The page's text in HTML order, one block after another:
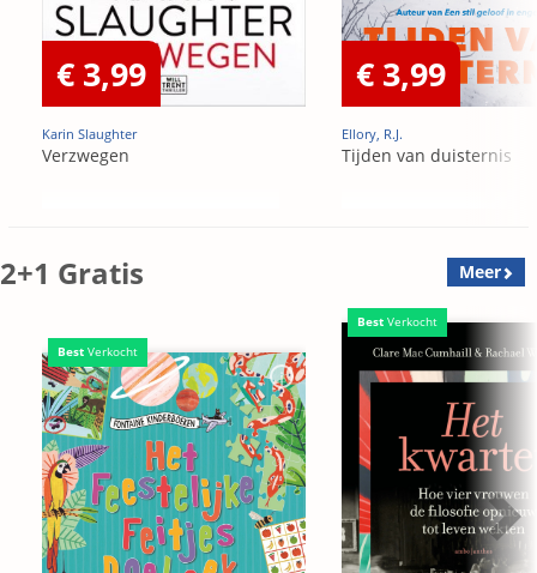
€ 3,99
Karin Slaughter
Verzwegen
€ 3,99
Ellory, R.J.
Tijden van duisternis
2+1 Gratis Meer
Best Verkocht
Best Verkocht